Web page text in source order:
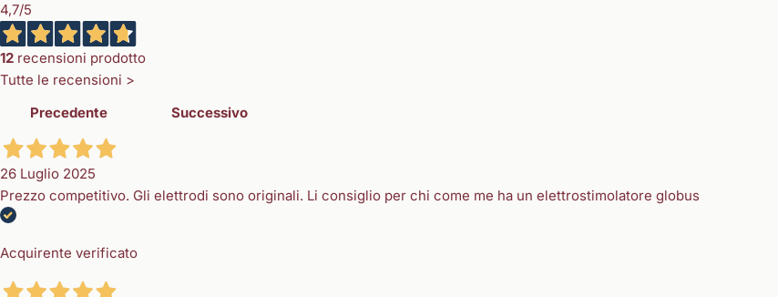
4,7/5
12 recensioni prodotto
Tutte le recensioni >
Precedente
Successivo
26 Luglio 2025
Prezzo competitivo. Gli elettrodi sono originali. Li consiglio per chi come me ha un elettrostimolatore globus
Acquirente verificato